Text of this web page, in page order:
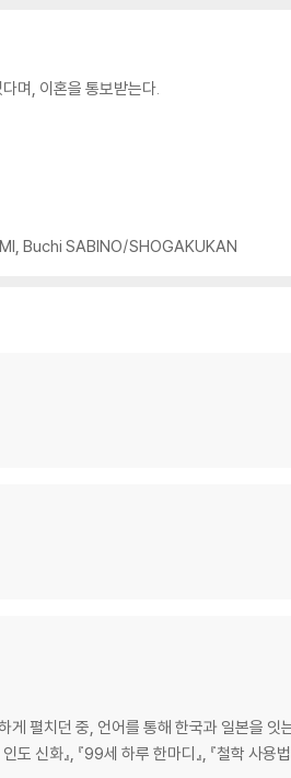
며, 이혼을 통보받는다.
Buchi SABINO/SHOGAKUKAN
펼치던 중, 언어를 통해 한국과 일본을 잇
신화』, 『99세 하루 한마디』, 『철학 사용법